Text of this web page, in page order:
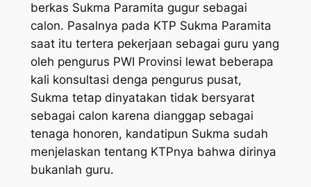
berkas Sukma Paramita gugur sebagai
calon. Pasalnya pada KTP Sukma Paramita
saat itu tertera pekerjaan sebagai guru yang
oleh pengurus PWI Provinsi lewat beberapa
kali konsultasi denga pengurus pusat,
Sukma tetap dinyatakan tidak bersyarat
sebagai calon karena dianggap sebagai
tenaga honoren, kandatipun Sukma sudah
menjelaskan tentang KTPnya bahwa dirinya
bukanlah guru.